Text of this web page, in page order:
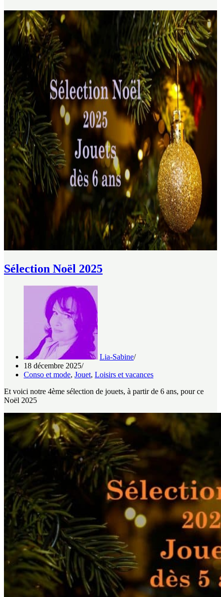
Sélection Noël 2025
Lia-Sabine
18 décembre 2025
Conso et mode, Jouet, Loisirs et vacances
Et voici notre 4ème sélection de jouets, à partir de 6 ans, pour ce
Noël 2025